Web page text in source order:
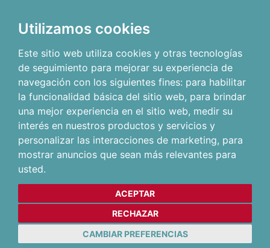
Utilizamos cookies
Este sitio web utiliza cookies y otras tecnologías
de seguimiento para mejorar su experiencia de
navegación con los siguientes fines: para habilitar
la funcionalidad básica del sitio web, para brindar
una mejor experiencia en el sitio web, medir su
interés en nuestros productos y servicios y
personalizar las interacciones de marketing, para
mostrar anuncios que sean más relevantes para
usted.
ACEPTAR
RECHAZAR
CAMBIAR PREFERENCIAS